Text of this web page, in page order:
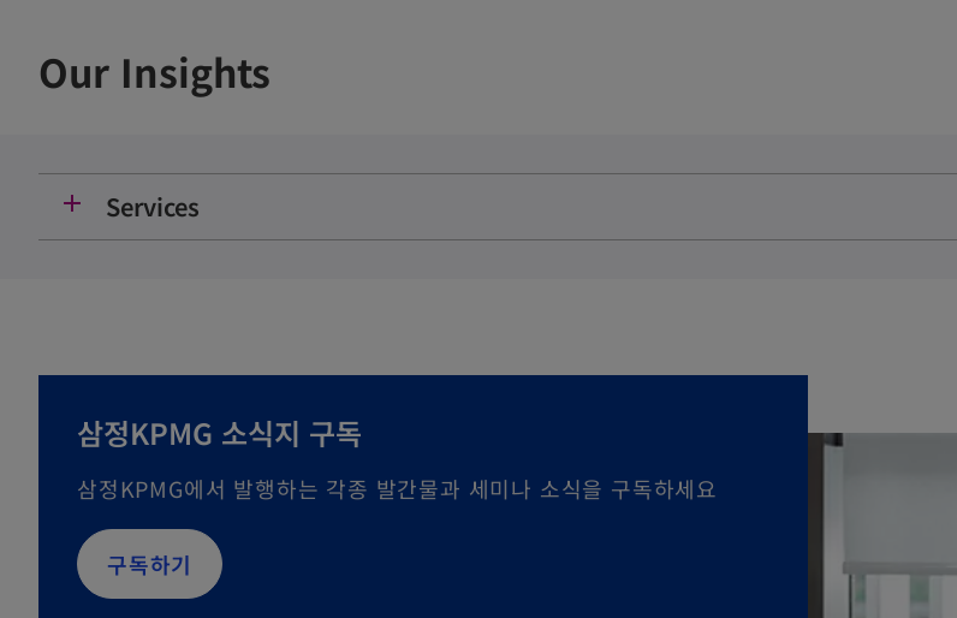
Our Insights
add Services
삼정KPMG 소식지 구독
삼정KPMG에서 발행하는 각종 발간물과 세미나 소식을 구독하세요
구독하기
o
p